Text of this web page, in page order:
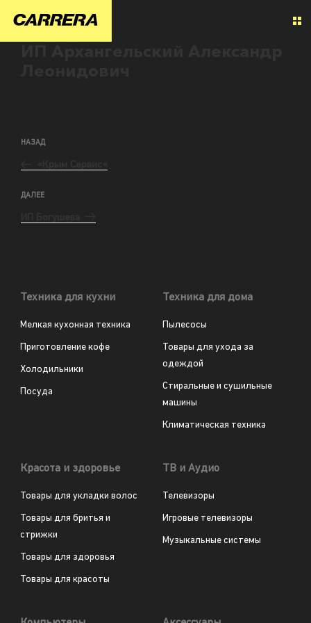
НАЗАД
ДАЛЕЕ
Техника для кухни
Мелкая кухонная техника
Приготовление кофе
Холодильники
Посуда
Техника для дома
Пылесосы
Товары для ухода за
одеждой
Стиральные и сушильные
машины
Климатическая техника
Красота и здоровье
Товары для укладки волос
Товары для бритья и
стрижки
Товары для здоровья
Товары для красоты
ТВ и Аудио
Телевизоры
Игровые телевизоры
Музыкальные системы